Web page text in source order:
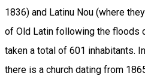
1836) and Latinu Nou (where
of Old Latin following the floods
taken a total of 601 inhabitants.
there is a church dating from